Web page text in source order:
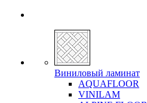
Виниловый ламинат
AQUAFLOOR
VINILAM